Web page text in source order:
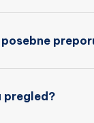
pregled?